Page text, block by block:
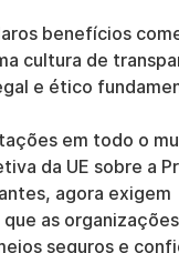
benefícios
cultura de
e ético
em todo o
da UE sobre a
agora exigem
que as organizações
seguros e